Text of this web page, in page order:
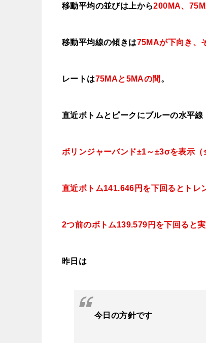
移動平均の並びは上から200MA、
移動平均線の傾きは75MAが下向き、
レートは75MAと5MAの間 。
直近ボトムとピークにブルーの水平線
ボリンジャーバンド±1～±3σを表示（
直近ボトム141.646円を下回るとトレ
2つ前のボトム139.579円を下回ると
昨日は
今日 の方針です